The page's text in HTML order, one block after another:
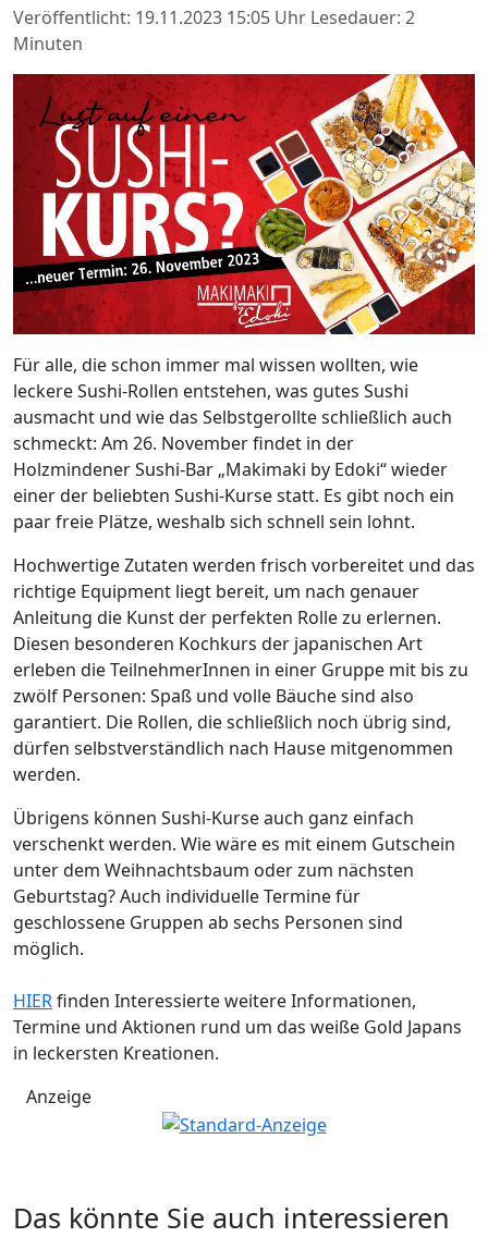
Veröffentlicht: 19.11.2023 15:05 Uhr Lesedauer: 2
Minuten
Für alle, die schon immer mal wissen wollten, wie
leckere Sushi-Rollen entstehen, was gutes Sushi
ausmacht und wie das Selbstgerollte schließlich auch
schmeckt: Am 26. November findet in der
Holzmindener Sushi-Bar „Makimaki by Edoki“ wieder
einer der beliebten Sushi-Kurse statt. Es gibt noch ein
paar freie Plätze, weshalb sich schnell sein lohnt.
Hochwertige Zutaten werden frisch vorbereitet und das
richtige Equipment liegt bereit, um nach genauer
Anleitung die Kunst der perfekten Rolle zu erlernen.
Diesen besonderen Kochkurs der japanischen Art
erleben die TeilnehmerInnen in einer Gruppe mit bis zu
zwölf Personen: Spaß und volle Bäuche sind also
garantiert. Die Rollen, die schließlich noch übrig sind,
dürfen selbstverständlich nach Hause mitgenommen
werden.
Übrigens können Sushi-Kurse auch ganz einfach
verschenkt werden. Wie wäre es mit einem Gutschein
unter dem Weihnachtsbaum oder zum nächsten
Geburtstag? Auch individuelle Termine für
geschlossene Gruppen ab sechs Personen sind
möglich.
HIERfinden Interessierte weitere Informationen,
Termine und Aktionen rund um das weiße Gold Japans
in leckersten Kreationen.
Anzeige
Das könnte Sie auch interessieren